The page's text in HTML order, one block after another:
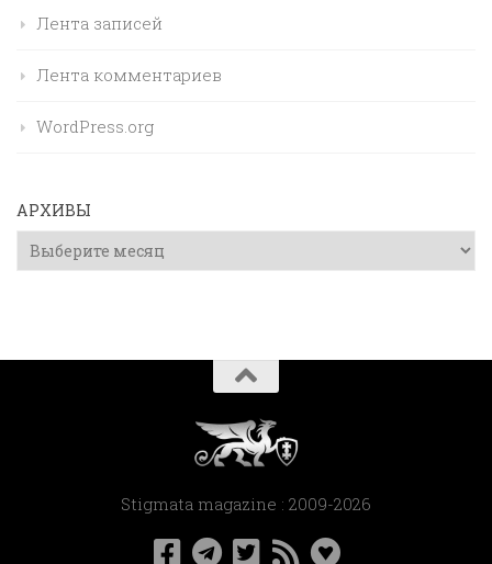
Лента записей
Лента комментариев
WordPress.org
АРХИВЫ
Архивы
Stigmata magazine : 2009-2026